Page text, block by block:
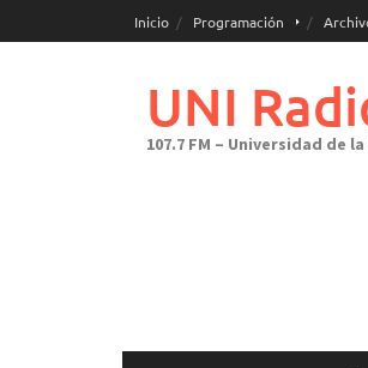
al
Inicio Programación
UNI
107.7 FM – Universidad de